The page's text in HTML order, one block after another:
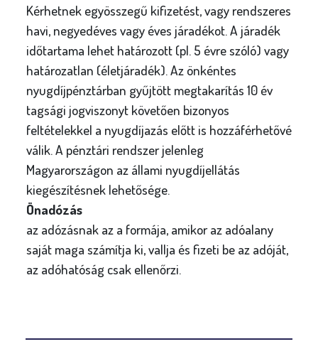
Kérhetnek egyösszegű kifizetést, vagy rendszeres
havi, negyedéves vagy éves járadékot. A járadék
időtartama lehet határozott (pl. 5 évre szóló) vagy
határozatlan (életjáradék). Az önkéntes
nyugdíjpénztárban gyűjtött megtakarítás 10 év
tagsági jogviszonyt követően bizonyos
feltételekkel a nyugdíjazás előtt is hozzáférhetővé
válik. A pénztári rendszer jelenleg
Magyarországon az állami nyugdíjellátás
kiegészítésnek lehetősége.
Önadózás
az adózásnak az a formája, amikor az adóalany
saját maga számítja ki, vallja és fizeti be az adóját,
az adóhatóság csak ellenőrzi.